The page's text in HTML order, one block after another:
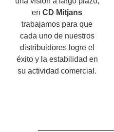
enCD Mitjans
trabajamos para que
cada uno de nuestros
distribuidores logre el
éxito y la estabilidad en
su actividad comercial.